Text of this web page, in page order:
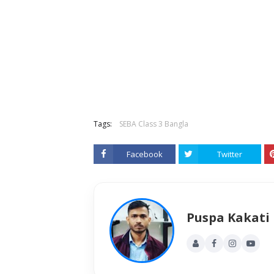
Tags: SEBA Class 3 Bangla
Facebook Twitter
Puspa Kakati